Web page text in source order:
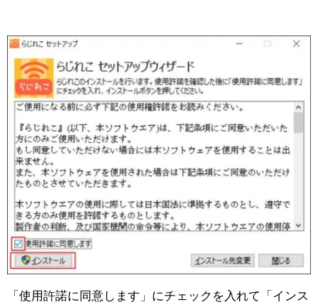
「使用許諾に同意します」にチェックを入れて「インス